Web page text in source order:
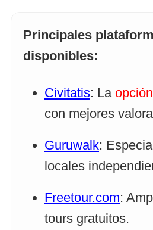
Principales
disponibles:
Civitatis: La
con mejores
Guruwalk:
locales
Freetour.com:
tours gratuitos.